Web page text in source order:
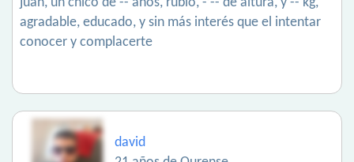
agradable, educado, y sin más interés que el intentar
conocer y complacerte
david